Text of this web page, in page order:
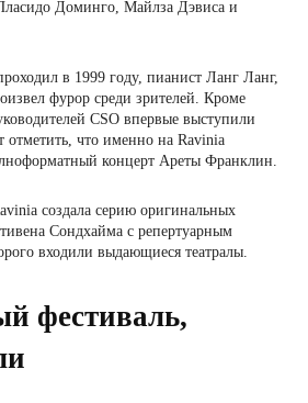
Доминго, Майлза Дэвиса и
в 1999 году, пианист Ланг Ланг,
фурор среди зрителей. Кроме
CSO впервые выступили
отметить, что именно на Ravinia
концерт Ареты Франклин.
создала серию оригинальных
Сондхайма с репертуарным
входили выдающиеся театралы.
фестиваль,